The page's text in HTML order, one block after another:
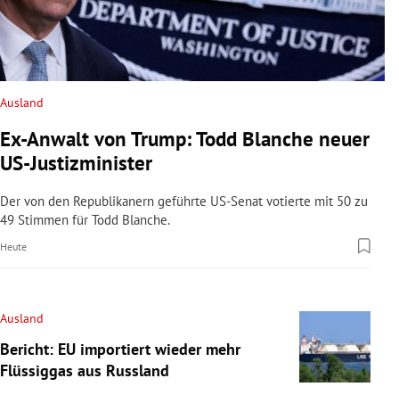
Ausland
Ex-Anwalt von Trump: Todd Blanche neuer
US-Justizminister
Der von den Republikanern geführte US-Senat votierte mit 50 zu
49 Stimmen für Todd Blanche.
Heute
Ausland
Bericht: EU importiert wieder mehr
Flüssiggas aus Russland